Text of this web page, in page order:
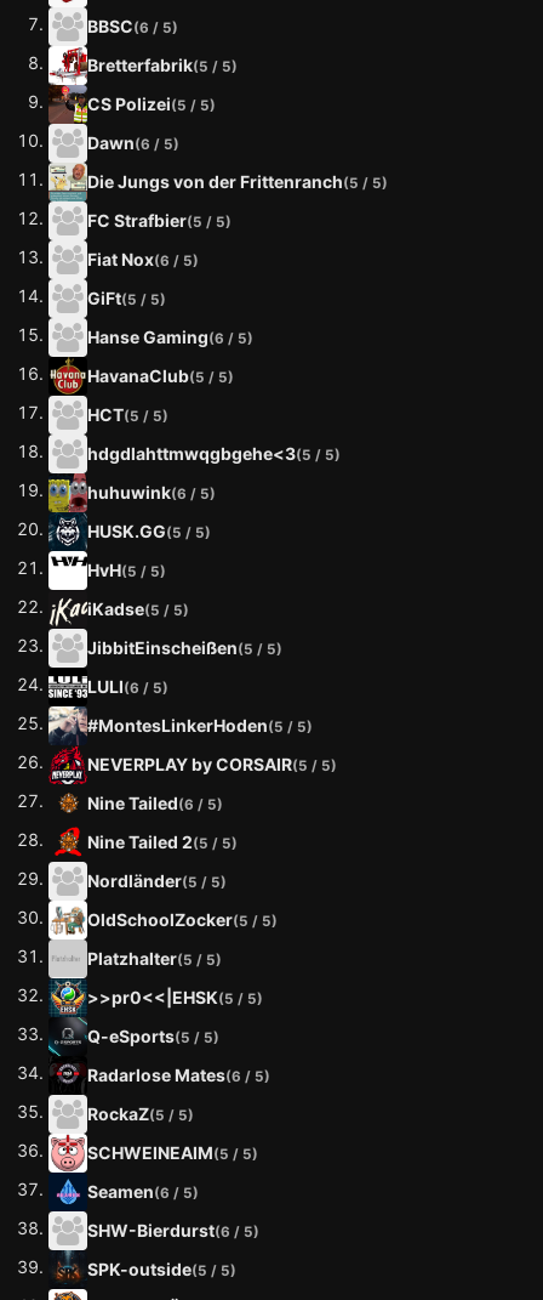
BBSC(6 / 5)
Bretterfabrik(5 / 5)
CS Polizei(5 / 5)
Dawn(6 / 5)
Die Jungs von der Frittenranch(5 / 5)
FC Strafbier(5 / 5)
Fiat Nox(6 / 5)
GiFt(5 / 5)
Hanse Gaming(6 / 5)
HavanaClub(5 / 5)
HCT(5 / 5)
hdgdlahttmwqgbgehe<3(5 / 5)
huhuwink(6 / 5)
HUSK.GG(5 / 5)
HvH(5 / 5)
iKadse(5 / 5)
JibbitEinscheißen(5 / 5)
LULI(6 / 5)
#MontesLinkerHoden(5 / 5)
NEVERPLAY by CORSAIR(5 / 5)
Nine Tailed(6 / 5)
Nine Tailed 2(5 / 5)
Nordländer(5 / 5)
OldSchoolZocker(5 / 5)
Platzhalter(5 / 5)
>>pr0<<|EHSK(5 / 5)
Q-eSports(5 / 5)
Radarlose Mates(6 / 5)
RockaZ(5 / 5)
SCHWEINEAIM(5 / 5)
Seamen(6 / 5)
SHW-Bierdurst(6 / 5)
SPK-outside(5 / 5)